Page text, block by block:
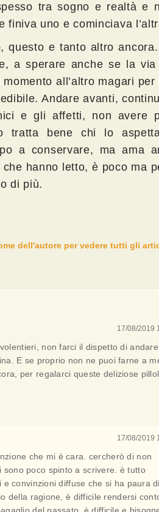
tra sogno e realtà e
finiva uno e cominciava
questo e tanto altro
a sperare anche se la
all’altro magari per
Andare avanti,
e gli affetti, non avere
tratta bene chi lo
a conservare, ma ama
hanno letto, è poco ma
di più.
dell'autore per vedere tutti gli
17/08/2019
non farci il dispetto di andare
E se proprio non ne puoi farne a
per regalarci queste deliziose
17/08/2019
che mi è cara. cercherò di non
poco spinto a scrivere. è tutto
convinzioni diffuse che si ha paura di
della ragione, è difficile rendersi